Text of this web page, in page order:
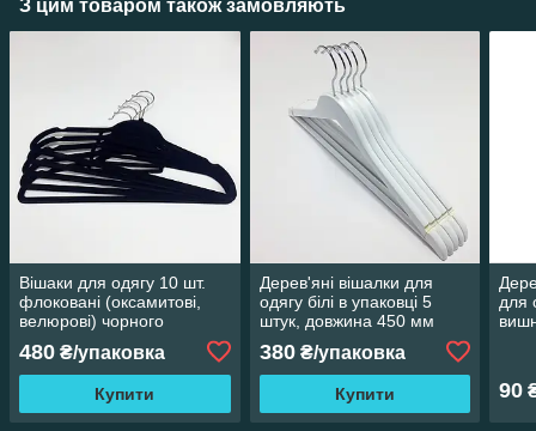
З цим товаром також замовляють
Вішаки для одягу 10 шт.
флоковані (оксамитові,
велюрові) чорного
кольору, довжина 410 мм
480 ₴/упаковка
Купити
Дерев'яні вішалки для
одягу білі в упаковці 5
штук, довжина 450 мм
380₴/упаковка
Купити
для
90